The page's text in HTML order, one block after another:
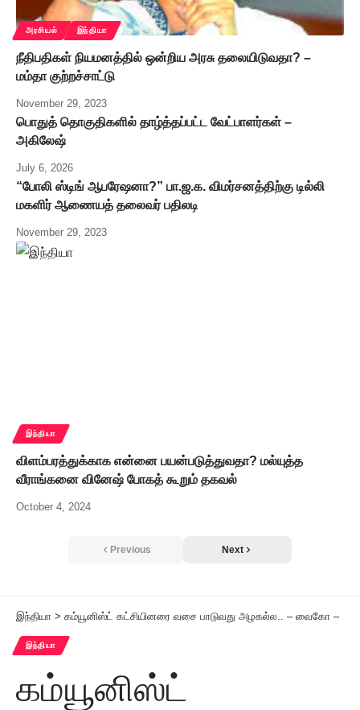
அரசியல் இந்தியா
நீதிபதிகள் நியமனத்தில் ஒன்றிய அரசு தலையிடுவதா? –
மம்தா குற்றச்சாட்டு
November 29, 2023
பொதுத் தொகுதிகளில் தாழ்த்தப்பட்ட வேட்பாளர்கள் –
அகிலேஷ்
July 6, 2026
“போலி ஸ்டிங் ஆபரேஷனா?” பா.ஜ.க. விமர்சனத்திற்கு டில்லி
மகளிர் ஆணையத் தலைவர் பதிலடி
November 29, 2023
இந்தியா
விளம்பரத்துக்காக என்னை பயன்படுத்துவதா? மல்யுத்த
வீராங்கனை வினேஷ் போகத் கூறும் தகவல்
October 4, 2024
Previous Next
இந்தியா > கம்யூனிஸ்ட் கட்சியினரை வசை பாடுவது அழகல்ல.. – வைகோ –
இந்தியா
கம்யூனிஸ்ட்